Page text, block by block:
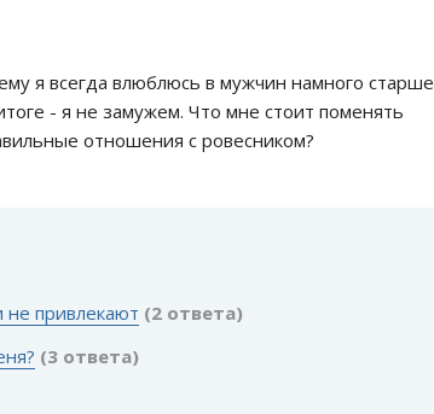
я всегда влюблюсь в мужчин намного старше
- я не замужем. Что мне стоит поменять
отношения с ровесником?
привлекают (2 ответа)
(3 ответа)